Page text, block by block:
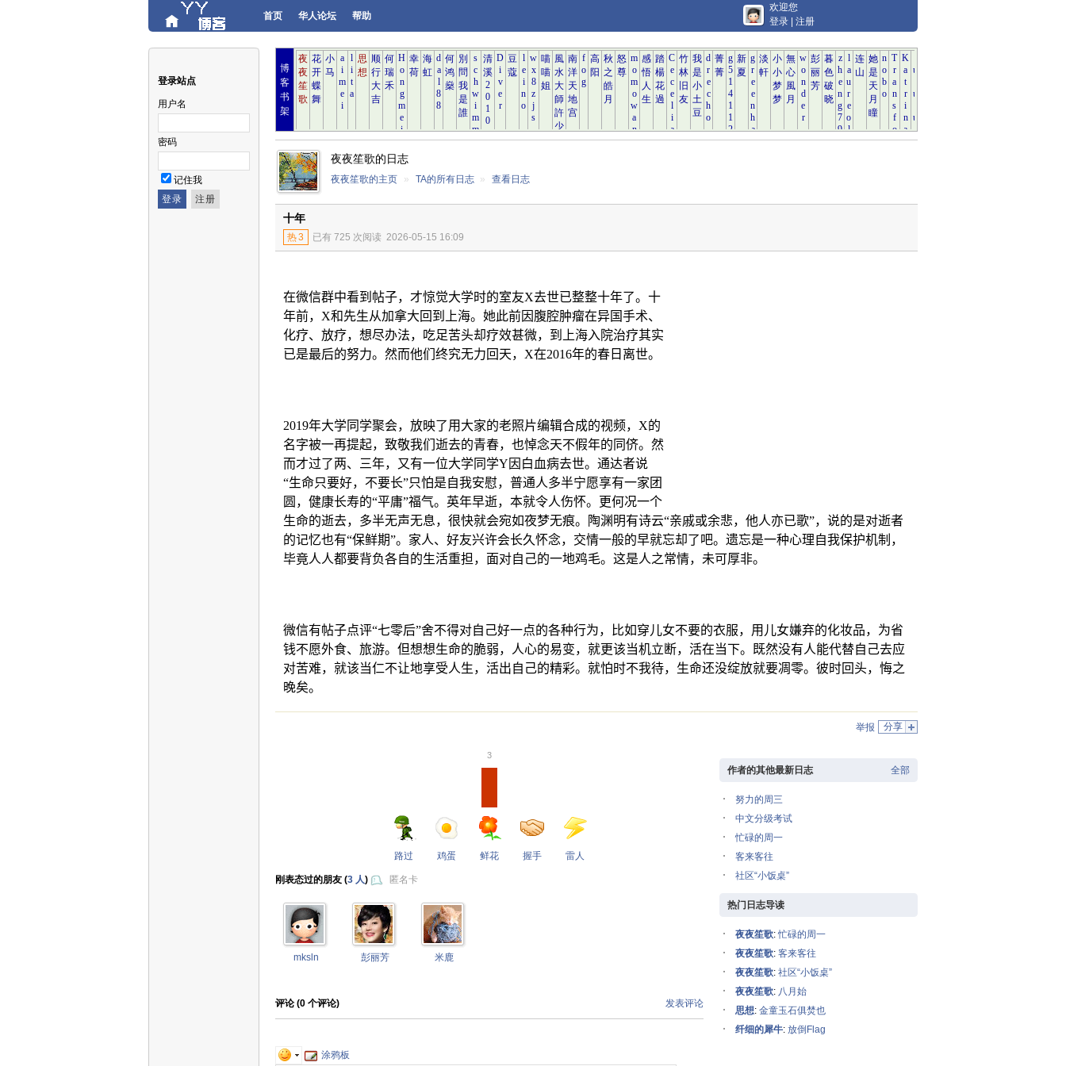
首页 华人论坛 帮助
欢迎您
登录
注册
登录站点
用户名
密码
记住我
博
客
书
架
夜夜笙歌的日志
夜夜笙歌的主页 » TA的所有日志 » 查看日志
十年
热3 已有 725 次阅读 2026-05-15 16:09
在微信群中看到帖子，才惊觉大学时的室友X去世已整整十年了。十
年前， X和先生从加拿大回到上海。她此前因腹腔肿瘤在异国手术、
化疗、放疗，想尽办法，吃足苦头却疗效甚微，到上海入院治疗其实
已是最后的努力。然而他们终究无力回天， X在2016年的春日离世。
2019年大学同学聚会，放映了用大家的老照片编辑合成的视频， X的
名字被一再提起，致敬我们逝去的青春，也悼念天不假年的同侪。然
而才过了两、三年，又有一位大学同学Y 因白血病去世。通达者说
“生命只要好，不要长”只怕是自我安慰，普通人多半宁愿享有一家团
圆，健康长寿的“平庸”福气。英年早逝，本就令人伤怀。更何况一个
生命的逝去，多半无声无息，很快就会宛如夜梦无痕。陶渊明有诗云“亲戚或余悲，他人亦已歌”，说的是对逝者
的记忆也有“保鲜期”。家人、好友兴许会长久怀念，交情一般的早就忘却了吧。遗忘是一种心理自我保护机制，
毕竟人人都要背负各自的生活重担，面对自己的一地鸡毛。这是人之常情，未可厚非。
微信有帖子点评“七零后”舍不得对自己好一点的各种行为，比如穿儿女不要的衣服，用儿女嫌弃的化妆品，为省
钱不愿外食、旅游。但想想生命的脆弱，人心的易变，就更该当机立断，活在当下。既然没有人能代替自己去应
对苦难，就该当仁不让地享受人生，活出自己的精彩。就怕时不我待，生命还没绽放就要凋零。彼时回头，悔之
晚矣。
分享
举报
路过 鸡蛋
3
鲜花 握手 雷人
刚表态过的朋友 (3 人) 匿名卡
mksln 彭丽芳 米鹿
发表评论
评论 (0 个评论)
涂鸦板
全部
作者的其他最新日志
努力的周三
中文分级考试
忙碌的周一
客来客往
社区“小饭桌”
热门日志导读
夜夜笙歌:忙碌的周一
夜夜笙歌: 客来客往
夜夜笙歌: 社区“小饭桌”
夜夜笙歌: 八月始
思想: 金童玉石俱焚也
纤细的犀牛: 放倒Flag